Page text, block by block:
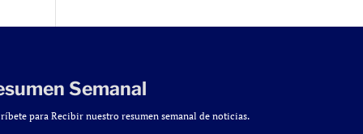
Semanal
para Recibir nuestro resumen semanal de noticias.